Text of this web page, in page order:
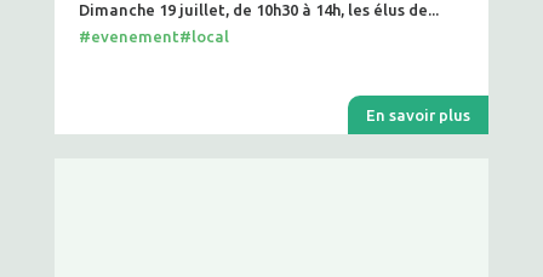
Dimanche 19 juillet, de 10h30 à 14h, les élus de...
#evenement#local
En savoir plus